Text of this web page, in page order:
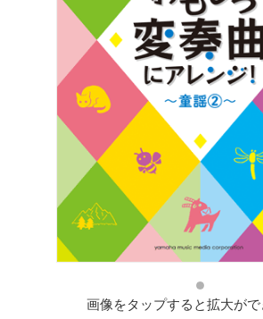
画像をタップすると拡大がで